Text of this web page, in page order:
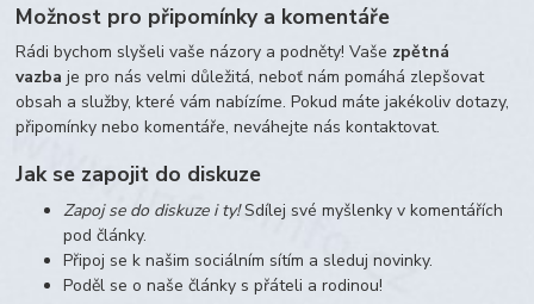
Možnost pro připomínky a komentáře
Rádi bychom slyšeli vaše názory a podněty! Vaše zpětná
vazba je pro nás velmi důležitá, neboť nám pomáhá zlepšovat
obsah a služby, které vám nabízíme. Pokud máte jakékoliv dotazy,
připomínky nebo komentáře, neváhejte nás kontaktovat.
Jak se zapojit do diskuze
Zapoj se do diskuze i ty!Sdílej své myšlenky v komentářích
pod články.
Připoj se k našim sociálním sítím a sleduj novinky.
Poděl se o naše články s přáteli a rodinou!